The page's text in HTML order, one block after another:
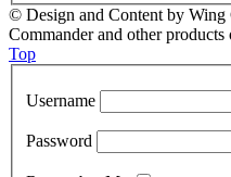
© Design and Content by Wing
Commander and other
Top
Username
Password